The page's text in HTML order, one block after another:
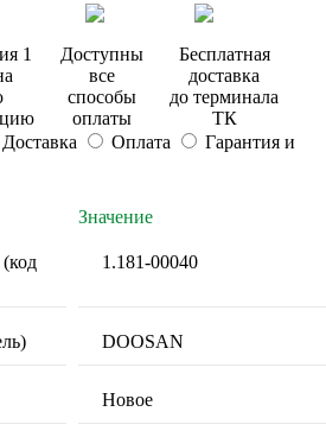
1
Доступны
все
способы
оплаты
Бесплатная
доставка
до терминала
ТК
Доставка Оплата
Гарантия и
Значение
1.181-00040
DOOSAN
Новое